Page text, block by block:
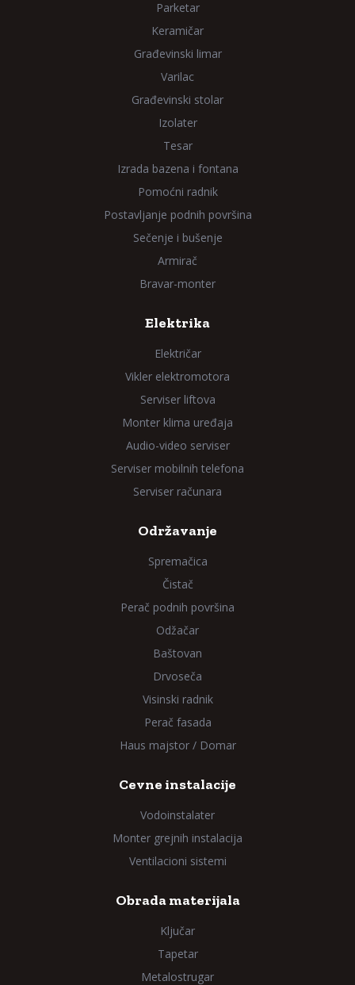
Parketar
Keramičar
Građevinski limar
Varilac
Građevinski stolar
Izolater
Tesar
Izrada bazena i fontana
Pomoćni radnik
Postavljanje podnih površina
Sečenje i bušenje
Armirač
Bravar-monter
Elektrika
Električar
Vikler elektromotora
Serviser liftova
Monter klima uređaja
Audio-video serviser
Serviser mobilnih telefona
Serviser računara
Održavanje
Spremačica
Čistač
Perač podnih površina
Odžačar
Baštovan
Drvoseča
Visinski radnik
Perač fasada
Haus majstor / Domar
Cevne instalacije
Vodoinstalater
Monter grejnih instalacija
Ventilacioni sistemi
Obrada materijala
Ključar
Tapetar
Metalostrugar